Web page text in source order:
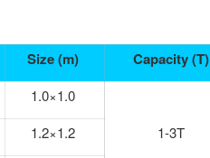
Size (m) Capacity (T)
1.0×1.0
1-3T
1.2×1.2